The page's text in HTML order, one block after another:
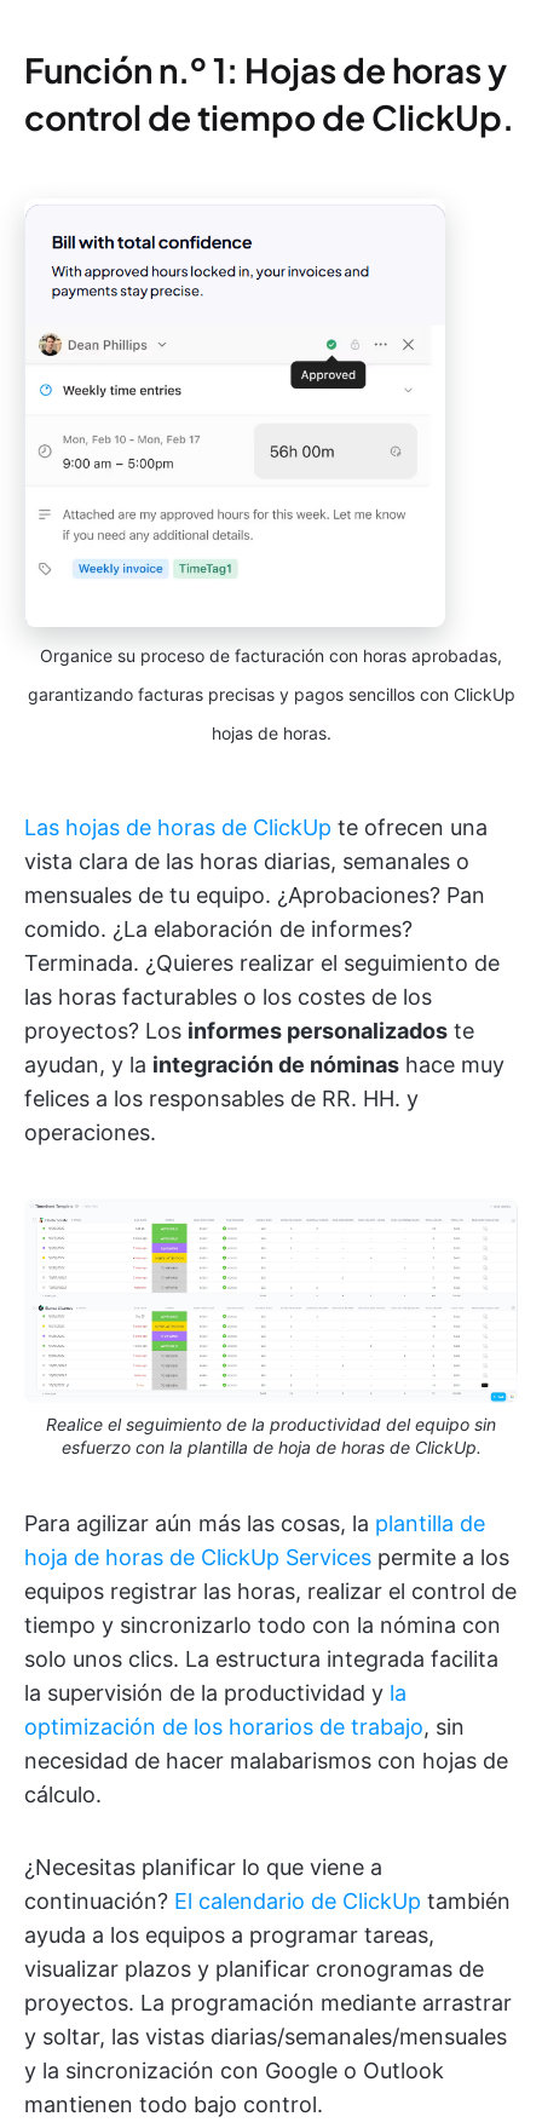
Función n.º 1: Hojas de horas y
control de tiempo de ClickUp.
Organice su proceso de facturación con horas aprobadas,
garantizando facturas precisas y pagos sencillos con ClickUp
hojas de horas.
Las hojas de horas de ClickUp te ofrecen una
vista clara de las horas diarias, semanales o
mensuales de tu equipo. ¿Aprobaciones? Pan
comido. ¿La elaboración de informes?
Terminada. ¿Quieres realizar el seguimiento de
las horas facturables o los costes de los
proyectos? Los informes personalizados te
ayudan, y la integración de nóminas hace muy
felices a los responsables de RR. HH. y
operaciones.
Realice el seguimiento de la productividad del equipo sin
esfuerzo con la plantilla de hoja de horas de ClickUp.
Para agilizar aún más las cosas, la plantilla de
hoja de horas de ClickUp Services permite a los
equipos registrar las horas, realizar el control de
tiempo y sincronizarlo todo con la nómina con
solo unos clics. La estructura integrada facilita
la supervisión de la productividad y la
optimización de los horarios de trabajo, sin
necesidad de hacer malabarismos con hojas de
cálculo.
¿Necesitas planificar lo que viene a
continuación? El calendario de ClickUp también
ayuda a los equipos a programar tareas,
visualizar plazos y planificar cronogramas de
proyectos. La programación mediante arrastrar
y soltar, las vistas diarias/semanales/mensuales
y la sincronización con Google o Outlook
mantienen todo bajo control.